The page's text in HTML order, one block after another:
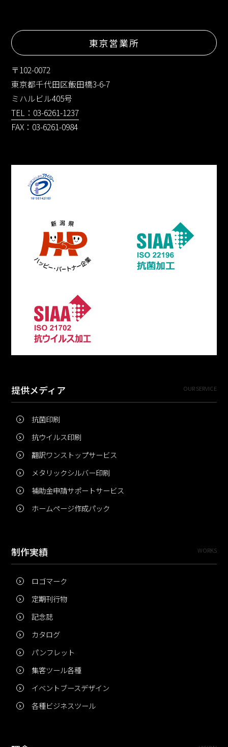
東京営業所
〒102-0072
東京都千代田区飯田橋3-6-7
ミハルビル405号
TEL：03-6261-1237
FAX：03-6261-0984
提供メディア OUR SERVICE
抗菌印刷
抗ウイルス印刷
翻訳ワンストップサービス
メタリックシルバー印刷
補助金申請サポートサービス
ホームページ作成パック
制作実績 WORKS
ロゴマーク
定期刊行物
記念誌
カタログ
パンフレット
集客ツール各種
イベントブースデザイン
各種ビジネスツール